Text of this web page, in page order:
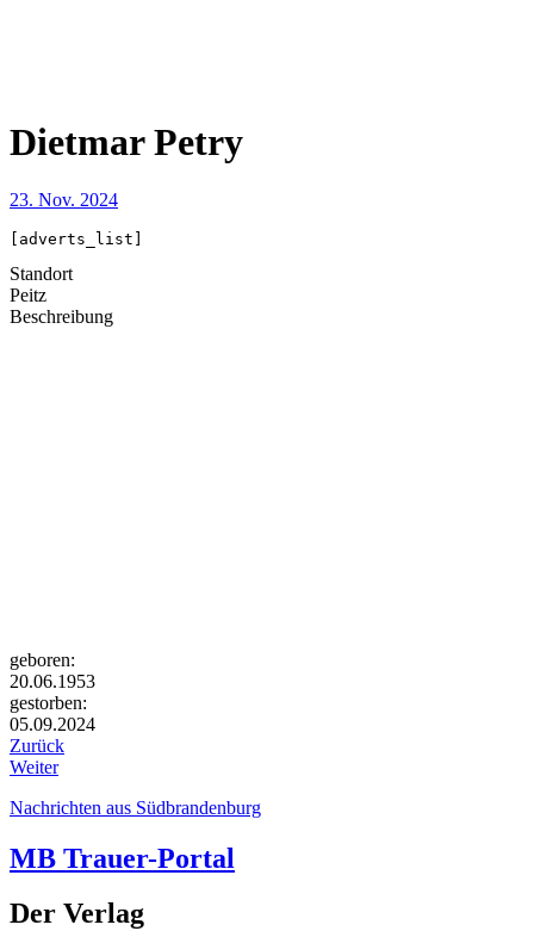
Dietmar Petry
23. Nov. 2024
[adverts_list]
Standort
Peitz
Beschreibung
geboren:
20.06.1953
gestorben:
05.09.2024
Zurück
Weiter
Nachrichten aus Südbrandenburg
MB Trauer-Portal
Der Verlag